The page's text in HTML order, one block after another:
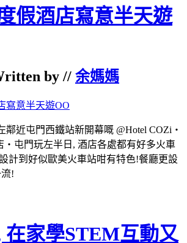
假酒店寫意半天遊
by // 余媽媽
鄰近屯門西鐵站新開幕嘅 @Hotel COZi‧
‧屯門玩左半日, 酒店各處都有好多火車
計到好似歐美火車站咁有特色!餐廳更設
!
在家學STEM互動又